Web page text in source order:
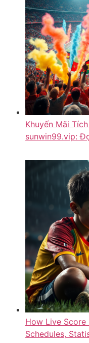
Khuyến Mãi
sunwin99.vip:
How Live Score
Schedules,